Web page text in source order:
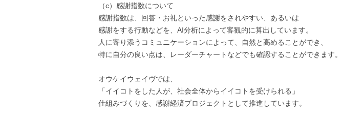
（c）感謝指数について
感謝指数は、回答・お礼といった感謝をされやすい、あるいは
感謝をする行動などを、AI分析によって客観的に算出しています。
人に寄り添うコミュニケーションによって、自然と高めることができ、
特に自分の良い点は、レーダーチャートなどでも確認することができます。
オウケイウェイヴでは、
「イイコトをした人が、社会全体からイイコトを受けられる」
仕組みづくりを、感謝経済プロジェクトとして推進しています。